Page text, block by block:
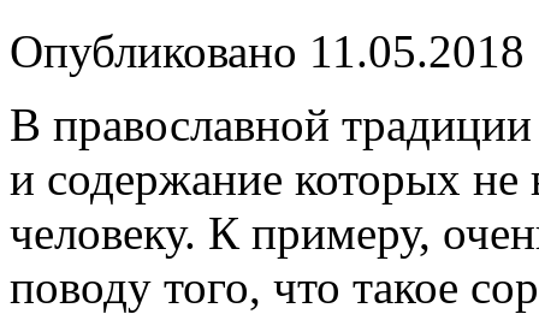
Опубликовано 11.05.2018
В православной
и содержание которых
человеку. К примеру,
поводу того, что такое